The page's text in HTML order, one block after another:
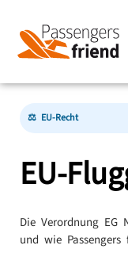
⚖ EU-Recht
EU-
Die Verordnung EG
und wie